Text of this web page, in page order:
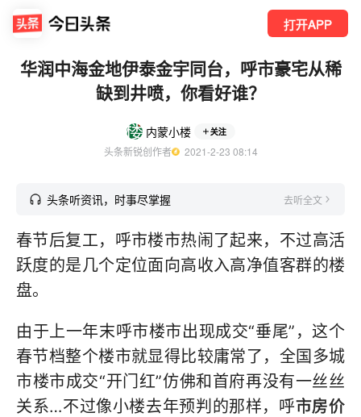
打开APP
华润中海金地伊泰金宇同台，呼市豪宅从稀
缺到井喷，你看好谁？
内蒙小楼 关注
头条新锐创作者
  2021-2-23 08:14
头条听资讯，时事尽掌握 去听全文
春节后复工，呼市楼市热闹了起来，不过高活
跃度的是几个定位面向高收入高净值客群的楼
盘。
由于上一年末呼市楼市出现成交“垂尾”，这个
春节档整个楼市就显得比较庸常了，全国多城
市楼市成交“开门红”仿佛和首府再没有一丝丝
关系…不过像小楼去年预判的那样，呼市房价